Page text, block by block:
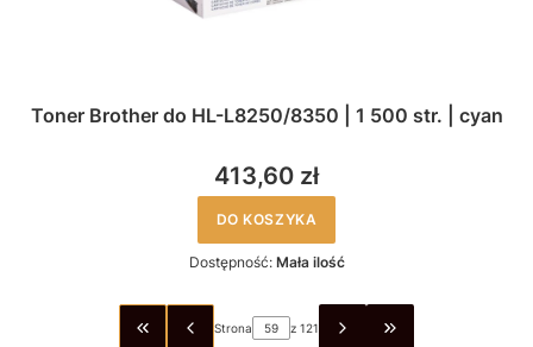
Toner Brother do HL-L8250/8350 | 1 500 str. | cyan
413,60 zł
DO KOSZYKA
Dostępność: Mała ilość
WRÓĆ DO PIERWSZEJ STRONY Z PRODUKTAMI
Strona z 121 PRZEJDŹ DO